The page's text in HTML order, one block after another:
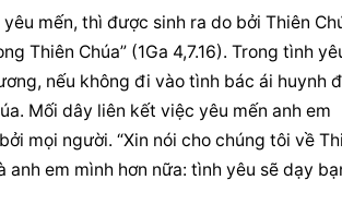
mến, thì được sinh ra do bởi Thiên
Thiên Chúa” (1Ga 4,7.16). Trong tình
nếu không đi vào tình bác ái huynh
Mối dây liên kết việc yêu mến anh em
mọi người. “Xin nói cho chúng tôi về
anh em mình hơn nữa: tình yêu sẽ dạy